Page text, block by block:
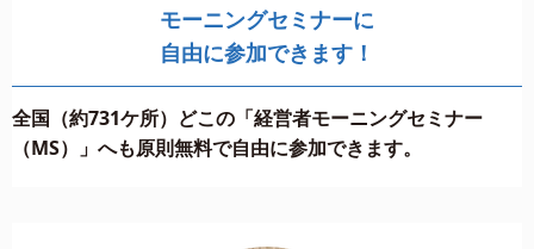
モーニングセミナーに
自由に参加できます！
全国（約731ケ所）どこの「経営者モーニングセミナー
（MS）」へも原則無料で自由に参加できます。